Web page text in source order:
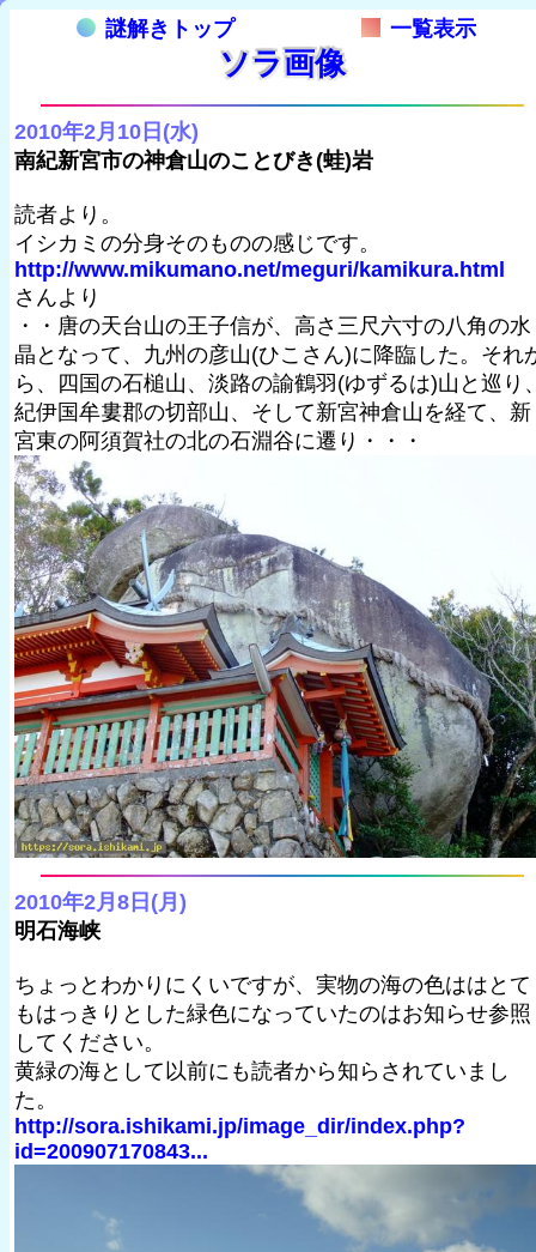
謎解きトップ 一覧表示
ソラ画像
2010年2月10日(水)
南紀新宮市の神倉山のことびき(蛙)岩
読者より。
イシカミの分身そのものの感じです。
http://www.mikumano.net/meguri/kamikura.html
さんより
・・唐の天台山の王子信が、高さ三尺六寸の八角の水
晶となって、九州の彦山(ひこさん)に降臨した。それ
ら、四国の石槌山、淡路の諭鶴羽(ゆずるは)山と巡り
紀伊国牟婁郡の切部山、そして新宮神倉山を経て、新
宮東の阿須賀社の北の石淵谷に遷り・・・
2010年2月8日(月)
明石海峡
ちょっとわかりにくいですが、実物の海の色ははとて
もはっきりとした緑色になっていたのはお知らせ参照
してください。
黄緑の海として以前にも読者から知らされていまし
た。
http://sora.ishikami.jp/image_dir/index.php?
id=200907170843...